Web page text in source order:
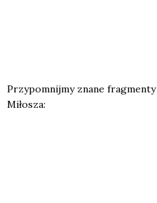
Przy­po­mnij­my zna­ne frag­men­ty
Miło­sza: